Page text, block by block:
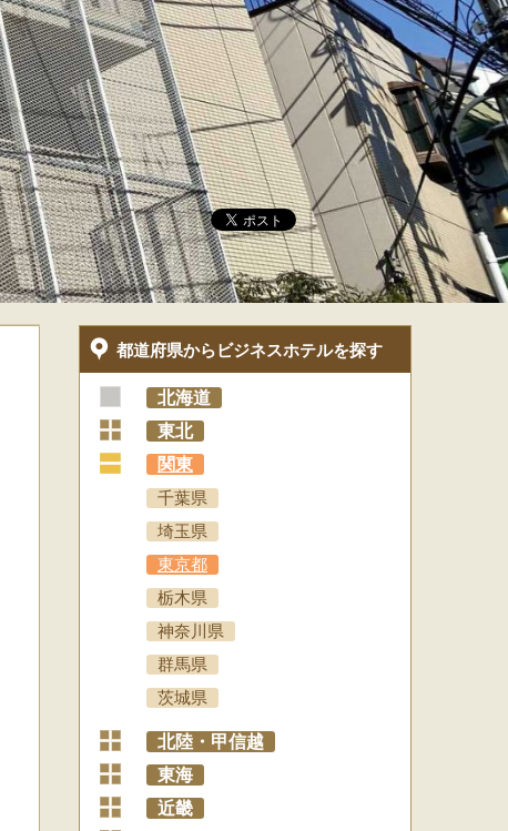
都道府県からビジネスホテルを探す
北海道
東北
関東
千葉県
埼玉県
東京都
栃木県
神奈川県
群馬県
茨城県
北陸・甲信越
東海
近畿